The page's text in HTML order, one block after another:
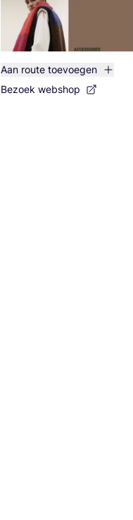
Aan route toevoegen
Bezoek webshop